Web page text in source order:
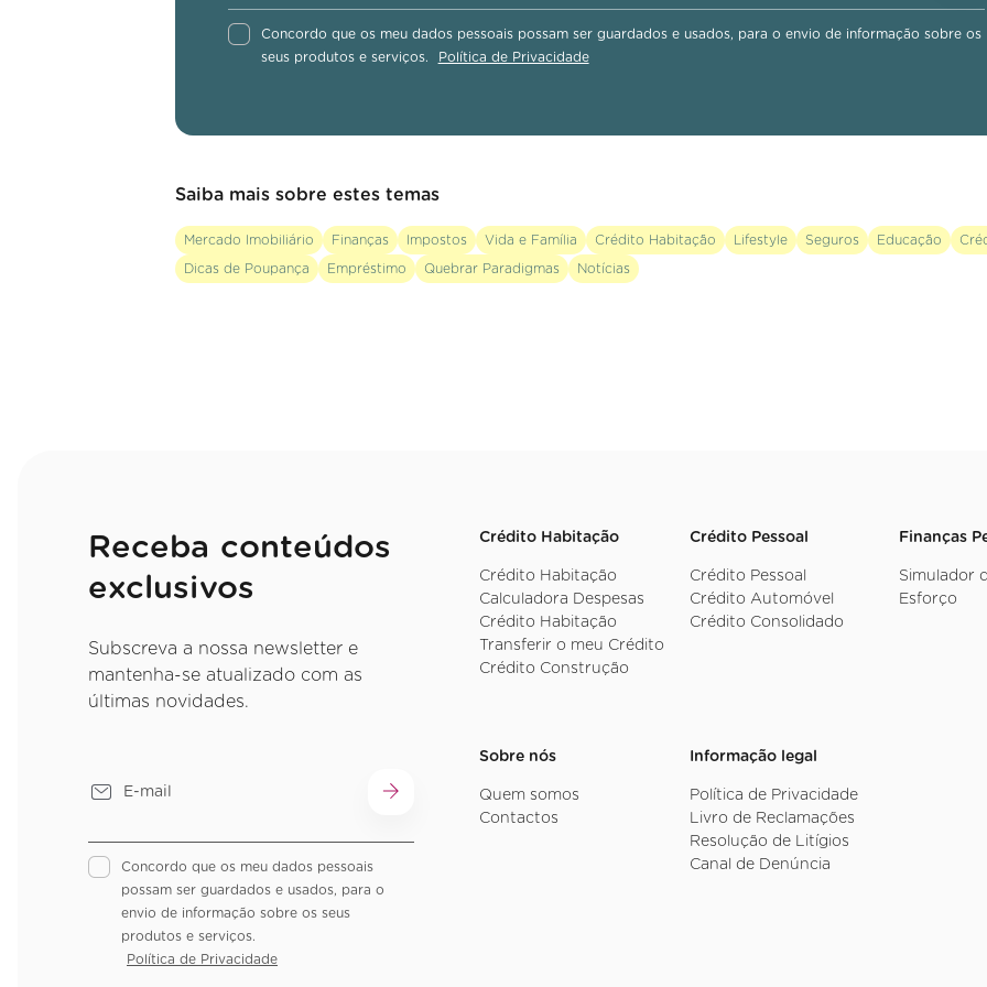
Concordo que os meu dados pessoais possam ser guardados e usados, para o envio de informação sobre os
seus produtos e serviços.
Política de Privacidade
Saiba mais sobre estes temas
Mercado Imobiliário Finanças Impostos Vida e Família Crédito Habitação Lifestyle Seguros Educação
Dicas de Poupança Empréstimo Quebrar Paradigmas Notícias
Receba conteúdos
exclusivos
Subscreva a nossa newsletter e
mantenha-se atualizado com as
últimas novidades.
Concordo que os meu dados pessoais
possam ser guardados e usados, para o
envio de informação sobre os seus
produtos e serviços.
Política de Privacidade
Crédito Habitação
Crédito Habitação
Calculadora Despesas
Crédito Habitação
Transferir o meu Crédito
Crédito Construção
Crédito Pessoal
Crédito Pessoal
Crédito Automóvel
Crédito Consolidado
Finanças
Simulador
Esforço
Sobre nós
Quem somos
Contactos
Informação legal
Política de Privacidade
Livro de Reclamações
Resolução de Litígios
Canal de Denúncia